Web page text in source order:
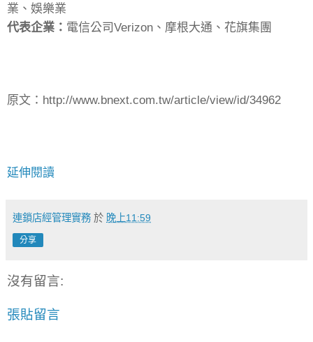
業、娛樂業
代表企業： 電信公司Verizon、摩根大通、花旗集團
原文：http://www.bnext.com.tw/article/view/id/34962
延伸閱讀
連鎖店經管理實務 於 晚上11:59
分享
沒有留言:
張貼留言